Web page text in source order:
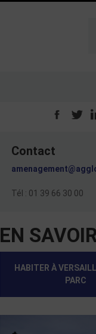
Contact
Tél : 01 39 66 30 00
EN
HABITER À
PARC